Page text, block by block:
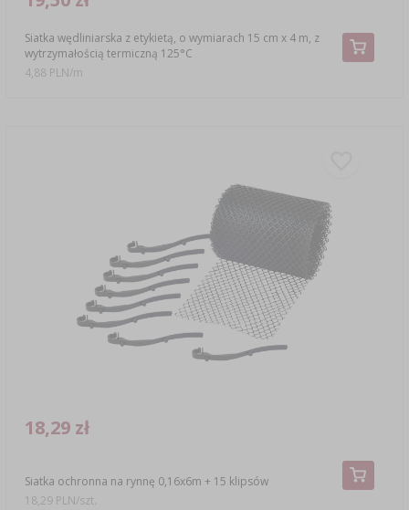
Siatka wędliniarska z etykietą, o wymiarach 15 cm x 4 m, z
wytrzymałością termiczną 125°C
4,88 PLN/m
Siatka ochronna na rynnę 0,16x6m + 15 klipsów
18,29 zł
18,29 PLN/szt.